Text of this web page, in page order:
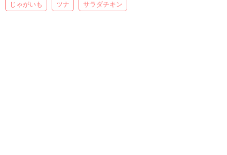
じゃがいも ツナ サラダチキン